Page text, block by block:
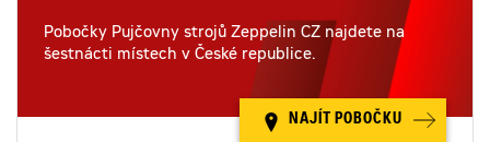
Pobočky Pujčovny strojů Zeppelin CZ najdete na
šestnácti místech v České republice.
NAJÍT POBOČKU